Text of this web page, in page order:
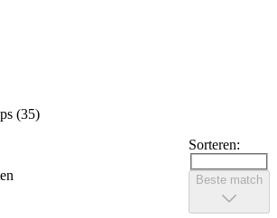
(35)
Sorteren:
Beste match